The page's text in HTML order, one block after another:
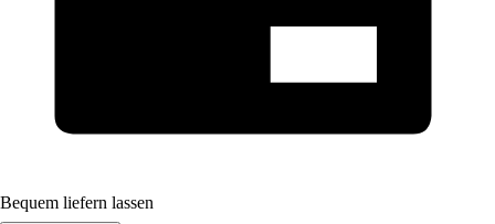
Bequem liefern lassen